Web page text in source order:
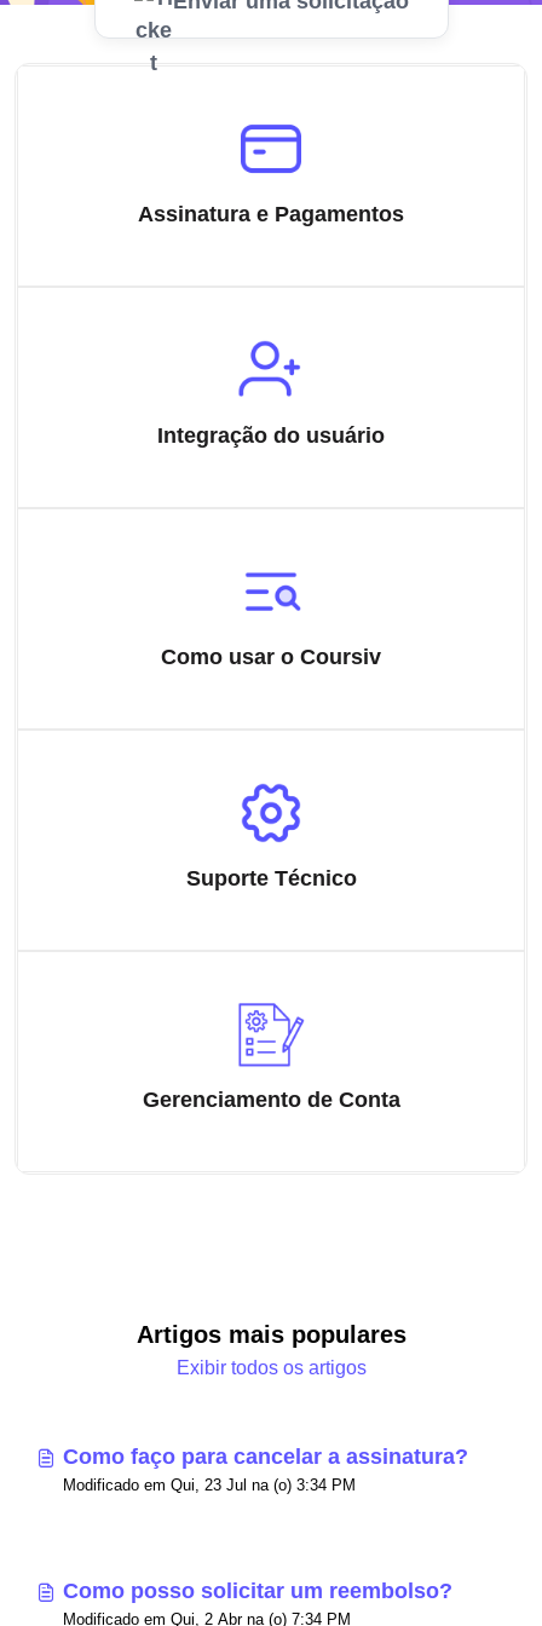
Assinatura e Pagamentos
Integração do usuário
Como usar o Coursiv
Suporte Técnico
Gerenciamento de Conta
Artigos mais populares
Exibir todos os artigos
Como faço para cancelar a assinatura?
Modificado em Qui, 23 Jul na (o) 3:34 PM
Como posso solicitar um reembolso?
Modificado em Qui, 2 Abr na (o) 7:34 PM